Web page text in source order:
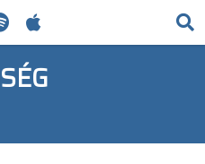
KERESÉS